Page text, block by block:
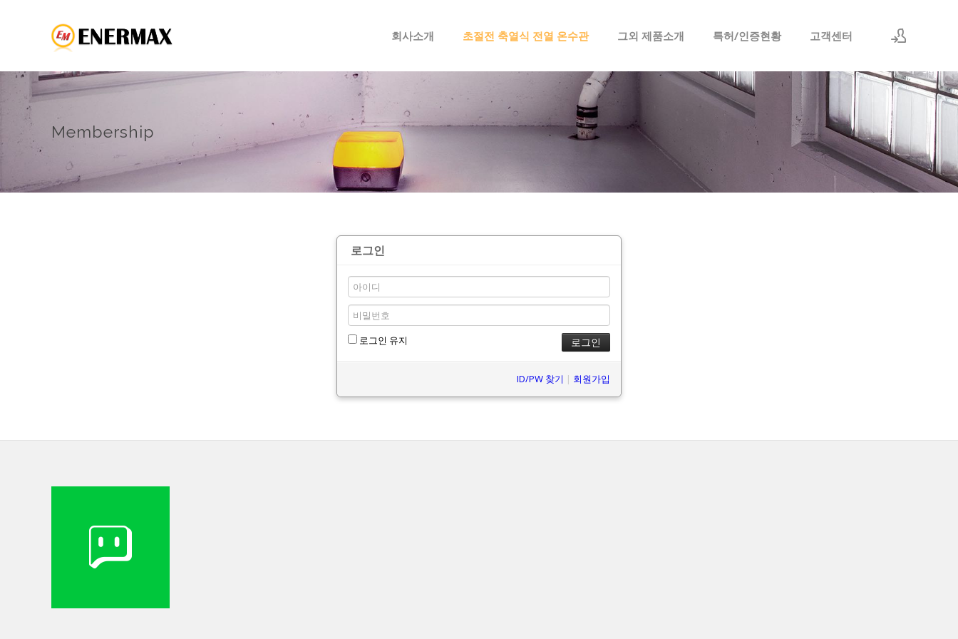
로그인
회사소개 초절전 축열식 전열 온수관 그외 제품소개 특허/인증현황 고객센터
Membership
로그인
로그인 유지
ID/PW 찾기 | 회원가입